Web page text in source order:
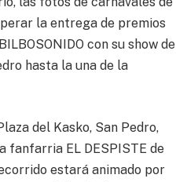
la entrega de premios
con su show de
hasta la una de la
del Kasko, San Pedro,
fanfarria EL DESPISTE de
estará animado por